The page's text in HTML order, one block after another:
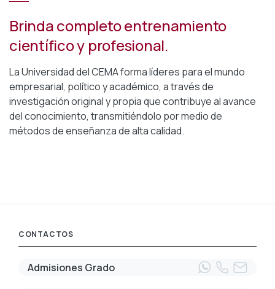
Brinda completo entrenamiento
científico y profesional.
La Universidad del CEMA forma líderes para el mundo
empresarial, político y académico, a través de
investigación original y propia que contribuye al avance
del conocimiento, transmitiéndolo por medio de
métodos de enseñanza de alta calidad.
CONTACTOS
Admisiones Grado